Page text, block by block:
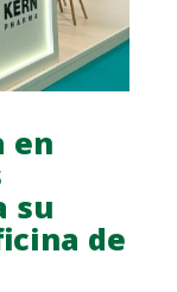
en
su
de